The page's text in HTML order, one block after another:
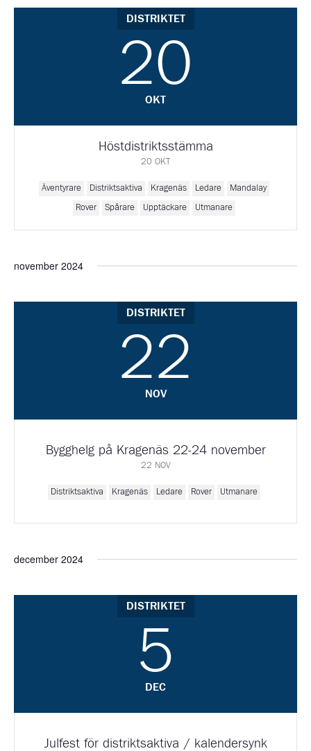
DISTRIKTET
20
OKT
Höstdistriktsstämma
20 OKT
Äventyrare Distriktsaktiva Kragenäs Ledare Mandalay
Rover Spårare Upptäckare Utmanare
november 2024
DISTRIKTET
22
NOV
Bygghelg på Kragenäs 22-24 november
22 NOV
Distriktsaktiva Kragenäs Ledare Rover Utmanare
december 2024
DISTRIKTET
5
DEC
Julfest för distriktsaktiva / kalendersynk